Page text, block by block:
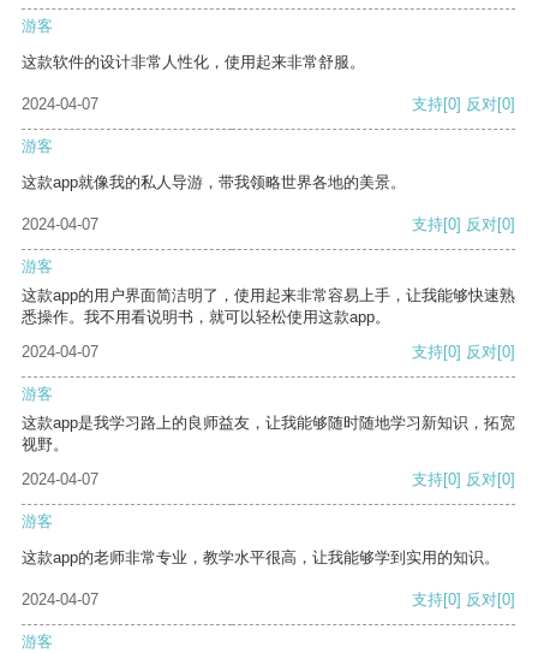
游客
这款软件的设计非常人性化，使用起来非常舒服。
2024-04-07 支持[0] 反对[0]
游客
这款app就像我的私人导游，带我领略世界各地的美景。
2024-04-07 支持[0] 反对[0]
游客
这款app的用户界面简洁明了，使用起来非常容易上手，让我能够快速熟
悉操作。我不用看说明书，就可以轻松使用这款app。
2024-04-07
支持[0] 反对[0]
游客
这款app是我学习路上的良师益友，让我能够随时随地学习新知识，拓宽
视野。
2024-04-07
支持[0] 反对[0]
游客
这款app的老师非常专业，教学水平很高，让我能够学到实用的知识。
2024-04-07 支持[0] 反对[0]
游客